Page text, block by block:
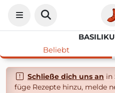
Beliebt
Schließe dich uns an in
füge Rezepte hinzu, melde